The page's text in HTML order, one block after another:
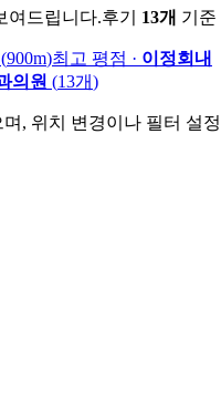
여드립니다.후기 13개 기준
(900m)최고 평점 · 이정회내
의원 (13개)
, 위치 변경이나 필터 설정